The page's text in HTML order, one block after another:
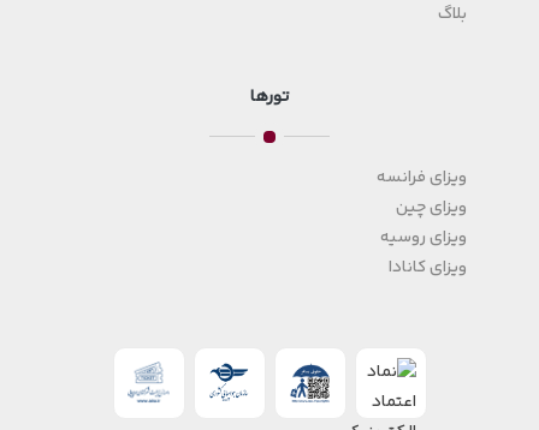
بلاگ
تورها
ویزای فرانسه
ویزای چین
ویزای روسیه
ویزای کانادا